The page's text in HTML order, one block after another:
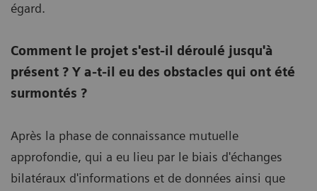
égard.
Comment le projet s'est-il déroulé jusqu'à
présent ? Y a-t-il eu des obstacles qui ont été
surmontés ?
Après la phase de connaissance mutuelle
approfondie, qui a eu lieu par le biais d'échanges
bilatéraux d'informations et de données ainsi que